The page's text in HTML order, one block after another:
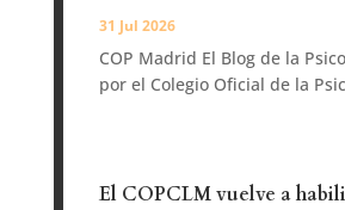
31 Jul 2026
COP Madrid El Blog de la
por el Colegio Oficial de la
El COPCLM vuelve a